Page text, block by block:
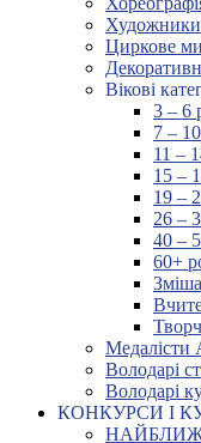
Художники
Циркове
Вікові
3 – 6
7 –
11 –
15 –
19 –
26 –
40 –
60+
Медалісти
Володарі
Володарі
КОНКУРСИ І